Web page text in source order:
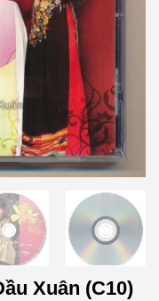
Xuân (C10)